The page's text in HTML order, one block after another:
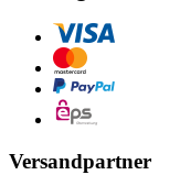
Versandpartner